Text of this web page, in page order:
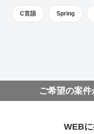
C言語 Spring
ご希望の案
WEB